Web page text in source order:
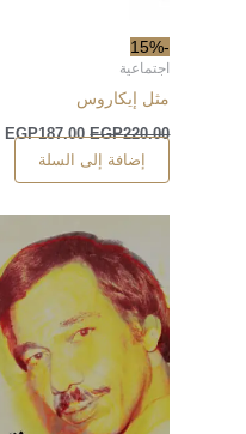
-15%
اجتماعية
مثل إيكاروس
EGP220.00
EGP187.00
إضافة إلى السلة